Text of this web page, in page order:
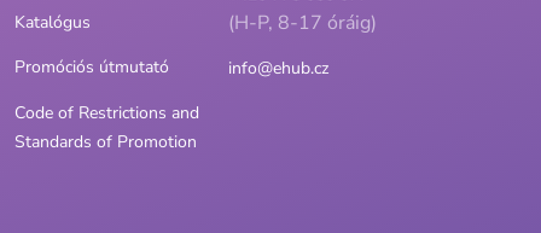
Katalógus
Promóciós útmutató
Code of Restrictions and
Standards of Promotion
(H-P, 8-17 óráig)
info@ehub.cz